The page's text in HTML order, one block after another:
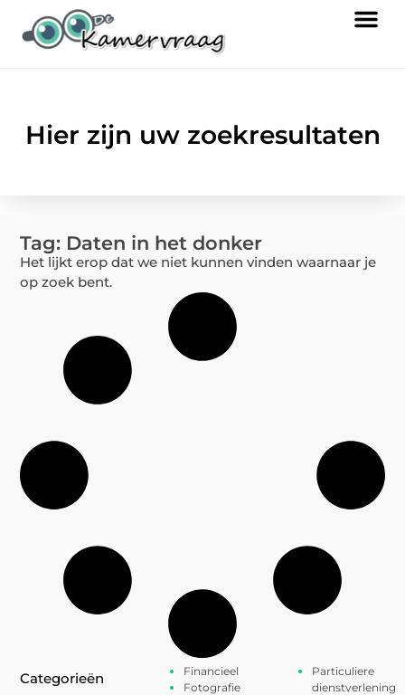
Hier zijn uw zoekresultaten
Tag: Daten in het donker
Het lijkt erop dat we niet kunnen vinden waarnaar je
op zoek bent.
Categorieën
Financieel
Fotografie
Particuliere
dienstverlening